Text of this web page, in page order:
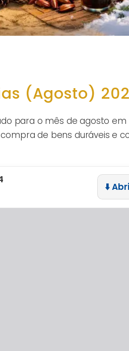
(Agosto)
para o mês de agosto
de bens duráveis e
⬇️